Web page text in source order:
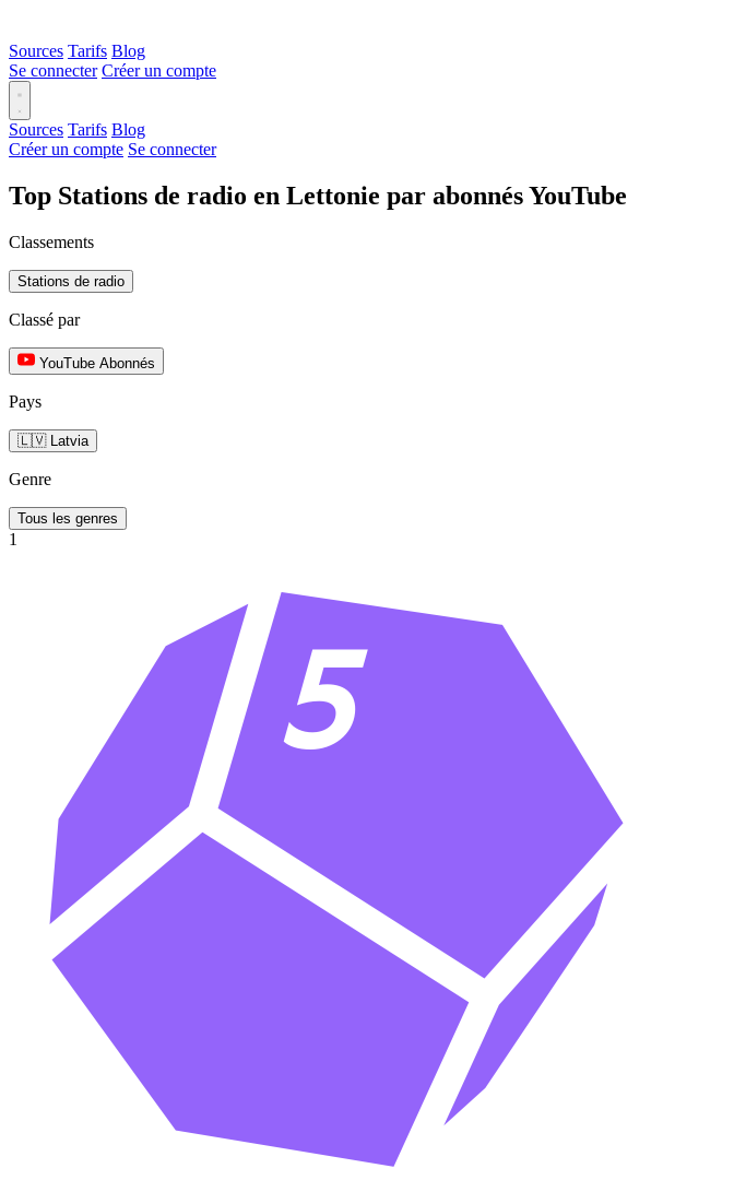
Sources Tarifs Blog
Se connecter Créer un compte
Sources Tarifs Blog
Créer un compte Se connecter
Top Stations de radio en Lettonie par abonnés YouTube
Classements
Stations de radio
Classé par
YouTube Abonnés
Pays
🇱🇻 Latvia
Genre
Tous les genres
1